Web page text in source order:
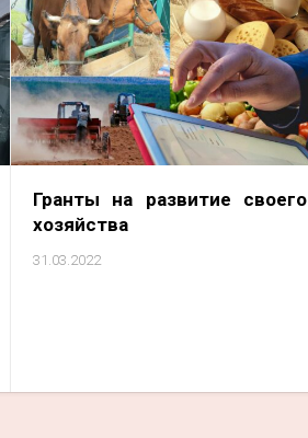
Гранты на развитие своего
хозяйства
31.03.2022